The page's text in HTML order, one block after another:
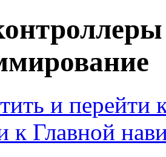
и перейти
к Главной